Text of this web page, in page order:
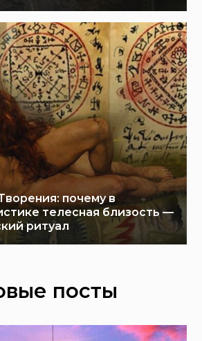
почему в
телесная близость —
ритуал
посты